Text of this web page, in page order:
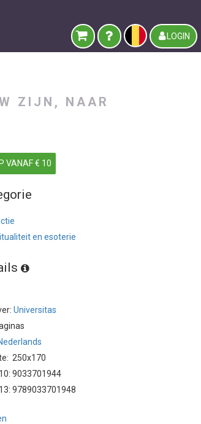
LOGIN
ZIJN, NAAR
VANAF € 10
en esoterie
Universitas
250x170
9033701944
9789033701948